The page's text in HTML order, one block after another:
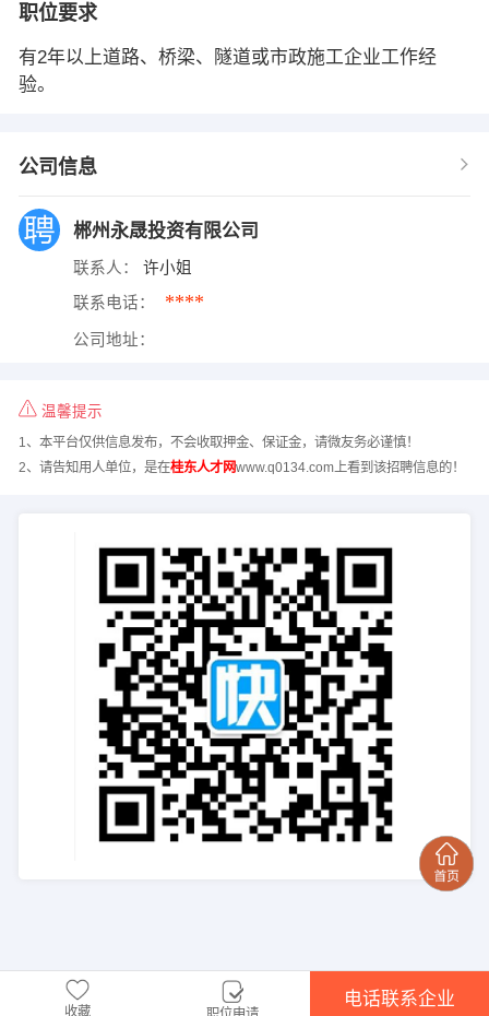
职位要求
有2年以上道路、桥梁、隧道或市政施工企业工作经
验。
公司信息
郴州永晟投资有限公司
联系人： 许小姐
联系电话： ****
公司地址：
温馨提示
1、本平台仅供信息发布，不会收取押金、保证金，请微友务必谨慎！
2、请告知用人单位，是在桂东人才网www.q0134.com上看到该招聘信息的！
收藏
电话联系企业